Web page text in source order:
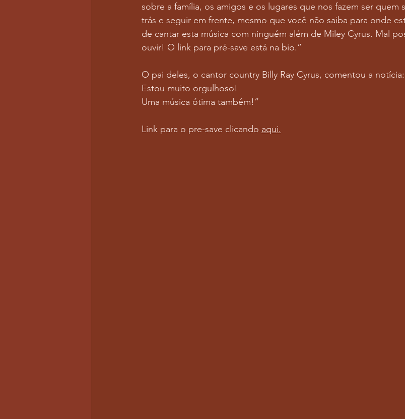
sobre a família, os amigos e os lugares que nos fazem ser quem
trás e seguir em frente, mesmo que você não saiba para onde
de cantar esta música com ninguém além de Miley Cyrus. Mal
ouvir! O link para pré-save está na bio.”
O pai deles, o cantor country Billy Ray Cyrus, comentou a
Estou muito orgulhoso!
Uma música ótima também!”
Link para o pre-save clicando aqui.